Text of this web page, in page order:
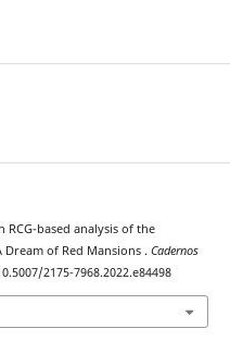
RCG-based analysis of the
Dream of Red Mansions . Cadernos
2175-7968.2022.e84498